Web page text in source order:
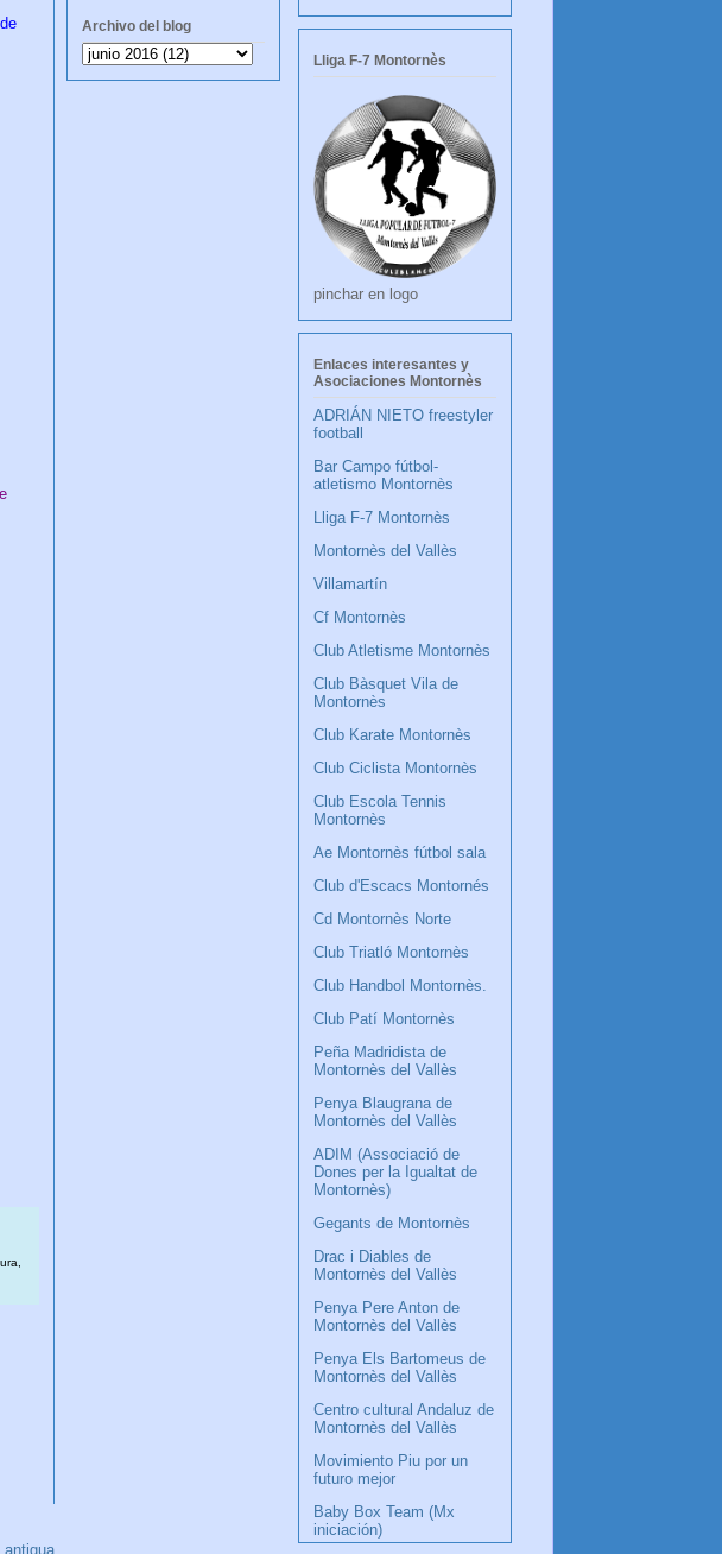
antigua
Archivo del blog
Lliga F-7 Montornès
pinchar en logo
Enlaces interesantes y
Asociaciones Montornès
ADRIÁN NIETO freestyler
football
Bar Campo fútbol-
atletismo Montornès
Lliga F-7 Montornès
Montornès del Vallès
Villamartín
Cf Montornès
Club Atletisme Montornès
Club Bàsquet Vila de
Montornès
Club Karate Montornès
Club Ciclista Montornès
Club Escola Tennis
Montornès
Ae Montornès fútbol sala
Club d'Escacs Montornés
Cd Montornès Norte
Club Triatló Montornès
Club Handbol Montornès.
Club Patí Montornès
Peña Madridista de
Montornès del Vallès
Penya Blaugrana de
Montornès del Vallès
ADIM (Associació de
Dones per la Igualtat de
Montornès)
Gegants de Montornès
Drac i Diables de
Montornès del Vallès
Penya Pere Anton de
Montornès del Vallès
Penya Els Bartomeus de
Montornès del Vallès
Centro cultural Andaluz de
Montornès del Vallès
Movimiento Piu por un
futuro mejor
Baby Box Team (Mx
iniciación)